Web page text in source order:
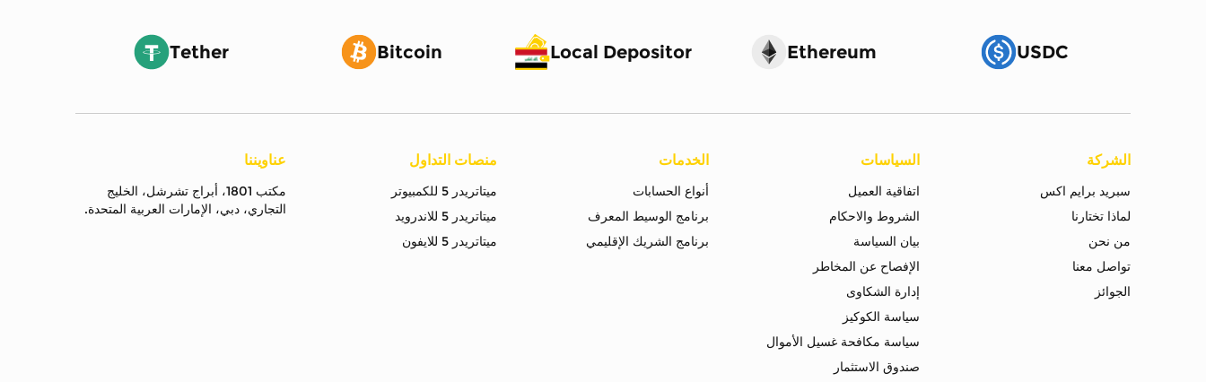
Tether Bitcoin Local Depositor Ethereum USDC
الشركة
سبريد برايم اكس
لماذا تختارنا
من نحن
تواصل معنا
الجوائز
السياسات
اتفاقية العميل
الشروط والاحكام
بيان السياسة
الإفصاح عن المخاطر
إدارة الشكاوى
سياسة الكوكيز
سياسة مكافحة غسيل الأموال
صندوق الاستثمار
الخدمات
أنواع الحسابات
برنامج الوسيط المعرف
برنامج الشريك الإقليمي
منصات التداول
ميتاتريدر 5 للكمبيوتر
ميتاتريدر 5 للاندرويد
ميتاتريدر 5 للايفون
عناويننا
مكتب 1801، أبراج تشرشل، الخليج
التجاري، دبي، الإمارات العربية المتحدة.